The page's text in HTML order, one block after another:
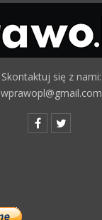
Skontaktuj się z nami:
wprawopl@gmail.com